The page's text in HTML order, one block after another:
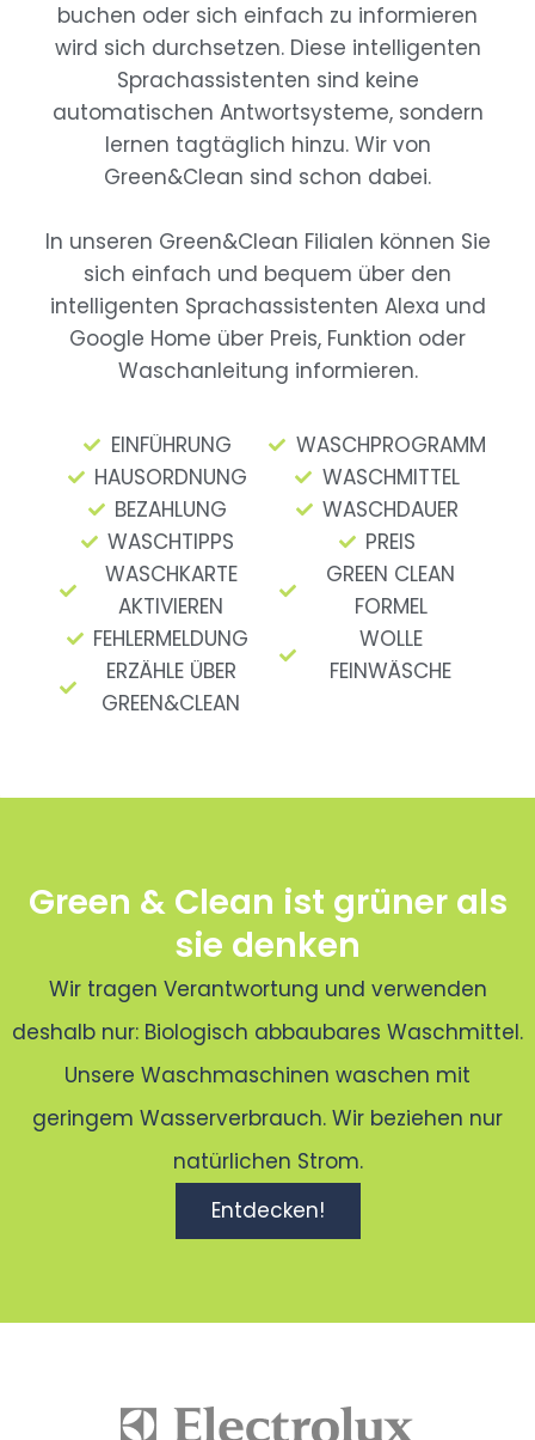
buchen oder sich einfach zu informieren
wird sich durchsetzen. Diese intelligenten
Sprachassistenten sind keine
automatischen Antwortsysteme, sondern
lernen tagtäglich hinzu. Wir von
Green&Clean sind schon dabei.
In unseren Green&Clean Filialen können Sie
sich einfach und bequem über den
intelligenten Sprachassistenten Alexa und
Google Home über Preis, Funktion oder
Waschanleitung informieren.
EINFÜHRUNG
HAUSORDNUNG
BEZAHLUNG
WASCHTIPPS
WASCHKARTE
AKTIVIEREN
FEHLERMELDUNG
ERZÄHLE ÜBER
GREEN&CLEAN
WASCHPROGRAMM
WASCHMITTEL
WASCHDAUER
PREIS
GREEN CLEAN
FORMEL
WOLLE
FEINWÄSCHE
Green & Clean ist grüner als
sie denken
Wir tragen Verantwortung und verwenden
deshalb nur: Biologisch abbaubares Waschmittel.
Unsere Waschmaschinen waschen mit
geringem Wasserverbrauch. Wir beziehen nur
natürlichen Strom.
Entdecken!